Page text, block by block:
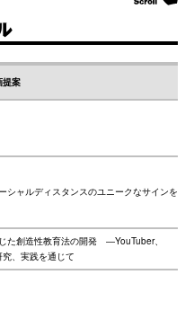
提案
ャルディスタンスのユニークなサインを！
た創造性教育法の開発 ―YouTuber、
、実践を通じて